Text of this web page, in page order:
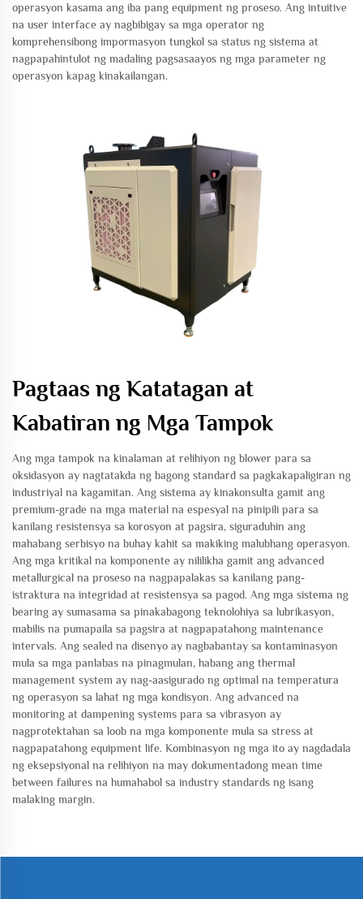
operasyon kasama ang iba pang equipment ng proseso. Ang intuitive
na user interface ay nagbibigay sa mga operator ng
komprehensibong impormasyon tungkol sa status ng sistema at
nagpapahintulot ng madaling pagsasaayos ng mga parameter ng
operasyon kapag kinakailangan.
Pagtaas ng Katatagan at
Kabatiran ng Mga Tampok
Ang mga tampok na kinalaman at relihiyon ng blower para sa
oksidasyon ay nagtatakda ng bagong standard sa pagkakapaligiran ng
industriyal na kagamitan. Ang sistema ay kinakonsulta gamit ang
premium-grade na mga material na espesyal na pinipili para sa
kanilang resistensya sa korosyon at pagsira, siguraduhin ang
mahabang serbisyo na buhay kahit sa makiking malubhang operasyon.
Ang mga kritikal na komponente ay nililikha gamit ang advanced
metallurgical na proseso na nagpapalakas sa kanilang pang-
istraktura na integridad at resistensya sa pagod. Ang mga sistema ng
bearing ay sumasama sa pinakabagong teknolohiya sa lubrikasyon,
mabilis na pumapaila sa pagsira at nagpapatahong maintenance
intervals. Ang sealed na disenyo ay nagbabantay sa kontaminasyon
mula sa mga panlabas na pinagmulan, habang ang thermal
management system ay nag-aasigurado ng optimal na temperatura
ng operasyon sa lahat ng mga kondisyon. Ang advanced na
monitoring at dampening systems para sa vibrasyon ay
nagprotektahan sa loob na mga komponente mula sa stress at
nagpapatahong equipment life. Kombinasyon ng mga ito ay nagdadala
ng eksepsiyonal na relihiyon na may dokumentadong mean time
between failures na humahabol sa industry standards ng isang
malaking margin.